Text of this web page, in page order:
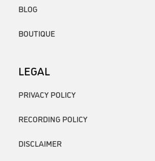
BLOG
BOUTIQUE
LEGAL
PRIVACY POLICY
RECORDING POLICY
DISCLAIMER